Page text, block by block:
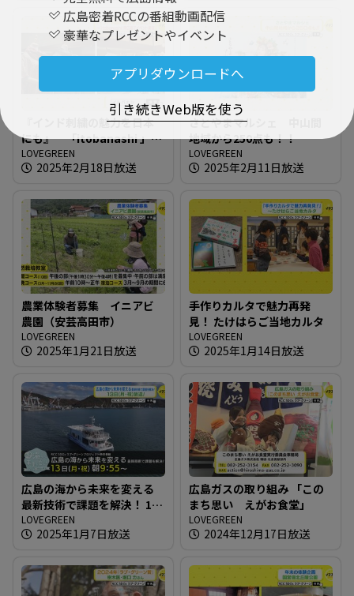
広島密着RCCの番組動画配信
豪華なプレゼントやイベント
アプリダウンロードへ
引き続きWeb版を使う
『インド刺繍の魅力を日本
にも』 「itobanashi 」東
広島でイベント開催
LOVEGREEN
2025年2月18日放送
さとやまマルシェ 中山間
地域から250点も！！
LOVEGREEN
2025年2月11日放送
農業体験者募集 イニアビ
農園（安芸高田市）
LOVEGREEN
2025年1月21日放送
手作りカルタで魅力再発
見！ たけはらご当地カルタ
LOVEGREEN
2025年1月14日放送
広島の海から未来を変える
最新技術で課題を解決！ 13
日（月・祝）放送
LOVEGREEN
2025年1月7日放送
広島ガスの取り組み 「この
まち思い えがお食堂」
LOVEGREEN
2024年12月17日放送